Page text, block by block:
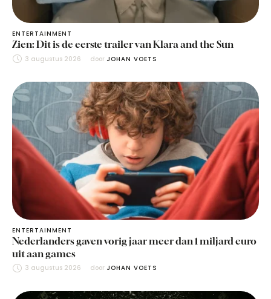
ENTERTAINMENT
Zien: Dit is de eerste trailer van Klara and the Sun
3 augustus 2026 door JOHAN VOETS
ENTERTAINMENT
Nederlanders gaven vorig jaar meer dan 1 miljard euro
uit aan games
3 augustus 2026 door JOHAN VOETS